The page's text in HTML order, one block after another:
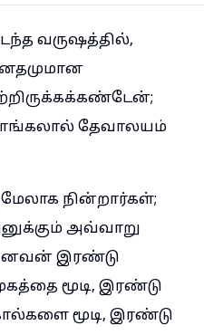
வருஷத்தில்,
தேவாலயம்
நின்றார்கள்;
அவ்வாறு
இரண்டு
மூடி, இரண்டு
மூடி, இரண்டு